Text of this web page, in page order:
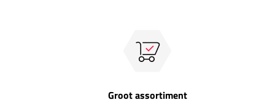
Groot assortiment